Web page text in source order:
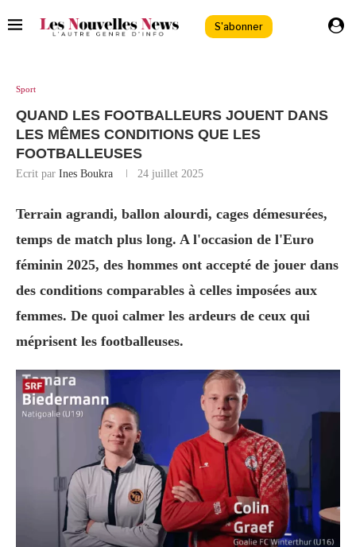
S'abonner
Sport
QUAND LES FOOTBALLEURS JOUENT DANS
LES MÊMES CONDITIONS QUE LES
FOOTBALLEUSES
Ecrit par Ines Boukra 24 juillet 2025
Terrain agrandi, ballon alourdi, cages démesurées,
temps de match plus long. A l'occasion de l'Euro
féminin 2025, des hommes ont accepté de jouer dans
des conditions comparables à celles imposées aux
femmes. De quoi calmer les ardeurs de ceux qui
méprisent les footballeuses.